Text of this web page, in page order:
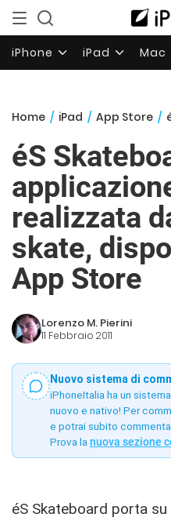
iPhone iPad Mac
Home / iPad / App Store /
éS
realizzata
skate,
App Store
Lorenzo M. Pierini
11 Febbraio 2011
Nuovo sistema di
iPhoneItalia ha un
nuovo e nativo! Per
e potrai subito
Prova la nuova sezione
éS Skateboard porta